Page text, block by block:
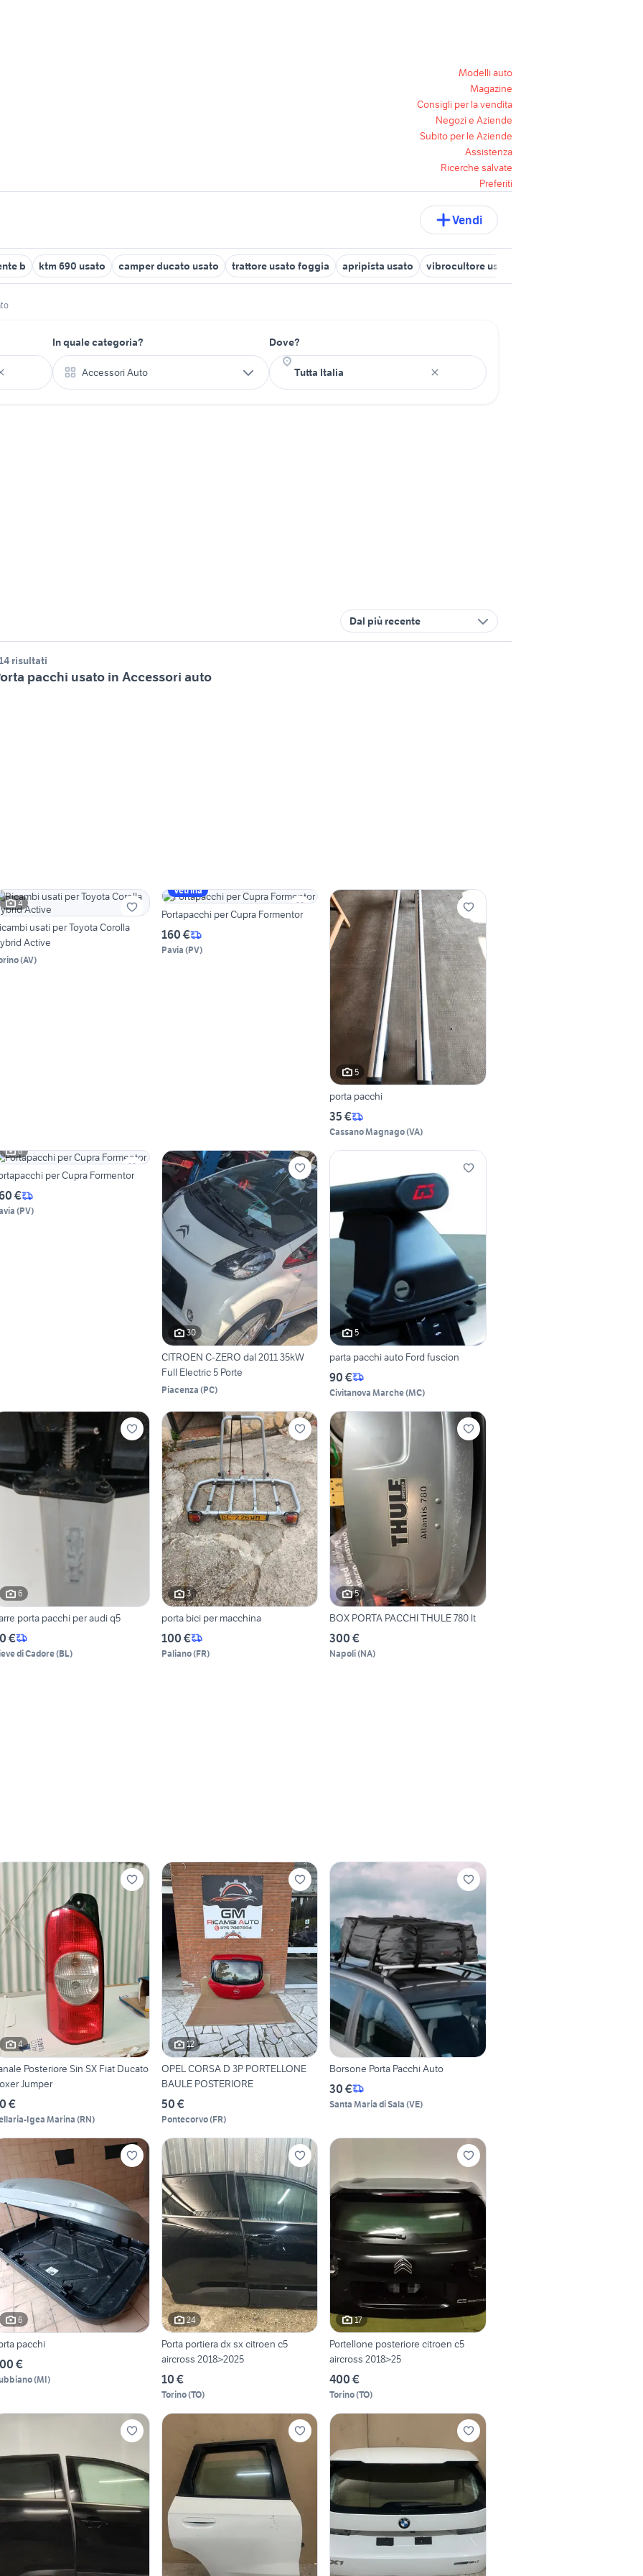
Modelli auto
Magazine
Consigli per la vendita
Negozi e Aziende
Subito per le Aziende
Assistenza
Ricerche salvate
Preferiti
Vendi
b ktm 690 usato camper ducato usato trattore usato foggia apripista usato vibrocultore usato
In quale categoria?
Accessori Auto
Dove?
Dal più recente
risultati
pacchi usato in Accessori auto
4
usati per Toyota Corolla
Active
(AV)
Vetrina
Portapacchi per Cupra Formentor
160 €
Pavia (PV)
5
porta pacchi
35 €
Cassano Magnago(VA)
6
per Cupra Formentor
€
(PV)
30
CITROEN C-ZERO dal 2011 35kW
Full Electric 5 Porte
Piacenza (PC)
5
parta pacchi auto Ford fuscion
90 €
Civitanova Marche(MC)
6
porta pacchi per audi q5
€
di Cadore(BL)
3
porta bici per macchina
100 €
Paliano(FR)
5
BOX PORTA PACCHI THULE 780 lt
300 €
Napoli(NA)
4
Posteriore Sin SX Fiat Ducato
Jumper
€
Igea Marina (RN)
12
OPEL CORSA D 3P PORTELLONE
BAULE POSTERIORE
50 €
Pontecorvo(FR)
Borsone Porta Pacchi Auto
30 €
Santa Maria di Sala (VE)
6
pacchi
€
(MI)
24
Porta portiera dx sx citroen c5
aircross 2018>2025
10 €
Torino(TO)
17
Portellone posteriore citroen c5
aircross 2018>25
400 €
Torino(TO)